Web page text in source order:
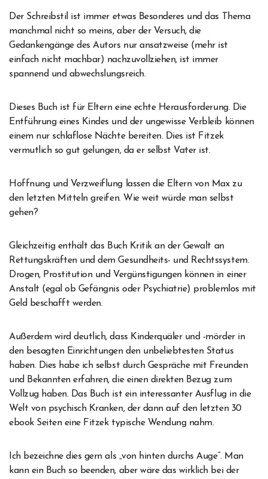
Der Schreibstil ist immer etwas Besonderes und das Thema
manchmal nicht so meins, aber der Versuch, die
Gedankengänge des Autors nur ansatzweise (mehr ist
einfach nicht machbar) nachzuvollziehen, ist immer
spannend und abwechslungsreich.
Dieses Buch ist für Eltern eine echte Herausforderung. Die
Entführung eines Kindes und der ungewisse Verbleib können
einem nur schlaflose Nächte bereiten. Dies ist Fitzek
vermutlich so gut gelungen, da er selbst Vater ist.
Hoffnung und Verzweiflung lassen die Eltern von Max zu
den letzten Mitteln greifen. Wie weit würde man selbst
gehen?
Gleichzeitig enthält das Buch Kritik an der Gewalt an
Rettungskräften und dem Gesundheits- und Rechtssystem.
Drogen, Prostitution und Vergünstigungen können in einer
Anstalt (egal ob Gefängnis oder Psychiatrie) problemlos mit
Geld beschafft werden.
Außerdem wird deutlich, dass Kinderquäler und -mörder in
den besagten Einrichtungen den unbeliebtesten Status
haben. Dies habe ich selbst durch Gespräche mit Freunden
und Bekannten erfahren, die einen direkten Bezug zum
Vollzug haben. Das Buch ist ein interessanter Ausflug in die
Welt von psychisch Kranken, der dann auf den letzten 30
ebook Seiten eine Fitzek typische Wendung nahm.
Ich bezeichne dies gern als „von hinten durchs Auge“. Man
kann ein Buch so beenden, aber wäre das wirklich bei der